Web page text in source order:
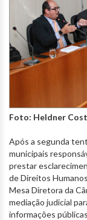
Foto: Heldner
Após a segunda
municipais
prestar
de Direitos
Mesa Diretora da
mediação judicial
informações